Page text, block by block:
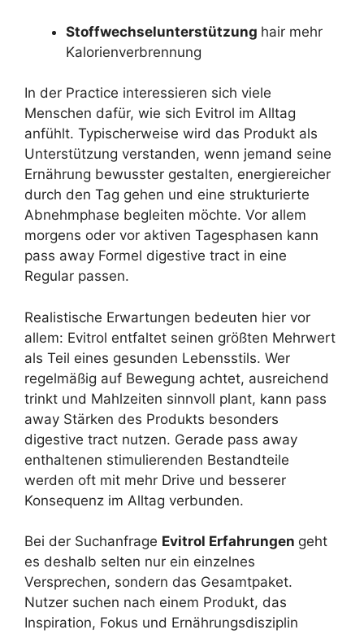
Stoffwechselunterstützung hair mehr
Kalorienverbrennung
In der Practice interessieren sich viele
Menschen dafür, wie sich Evitrol im Alltag
anfühlt. Typischerweise wird das Produkt als
Unterstützung verstanden, wenn jemand seine
Ernährung bewusster gestalten, energiereicher
durch den Tag gehen und eine strukturierte
Abnehmphase begleiten möchte. Vor allem
morgens oder vor aktiven Tagesphasen kann
pass away Formel digestive tract in eine
Regular passen.
Realistische Erwartungen bedeuten hier vor
allem: Evitrol entfaltet seinen größten Mehrwert
als Teil eines gesunden Lebensstils. Wer
regelmäßig auf Bewegung achtet, ausreichend
trinkt und Mahlzeiten sinnvoll plant, kann pass
away Stärken des Produkts besonders
digestive tract nutzen. Gerade pass away
enthaltenen stimulierenden Bestandteile
werden oft mit mehr Drive und besserer
Konsequenz im Alltag verbunden.
Bei der Suchanfrage Evitrol Erfahrungen geht
es deshalb selten nur ein einzelnes
Versprechen, sondern das Gesamtpaket.
Nutzer suchen nach einem Produkt, das
Inspiration, Fokus und Ernährungsdisziplin